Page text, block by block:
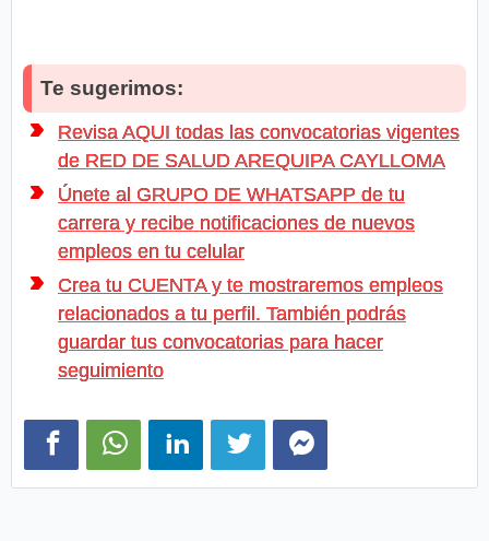
Te sugerimos:
Revisa AQUI todas las convocatorias vigentes
de RED DE SALUD AREQUIPA CAYLLOMA
Únete al GRUPO DE WHATSAPP de tu
carrera y recibe notificaciones de nuevos
empleos en tu celular
Crea tu CUENTA y te mostraremos empleos
relacionados a tu perfil. También podrás
guardar tus convocatorias para hacer
seguimiento